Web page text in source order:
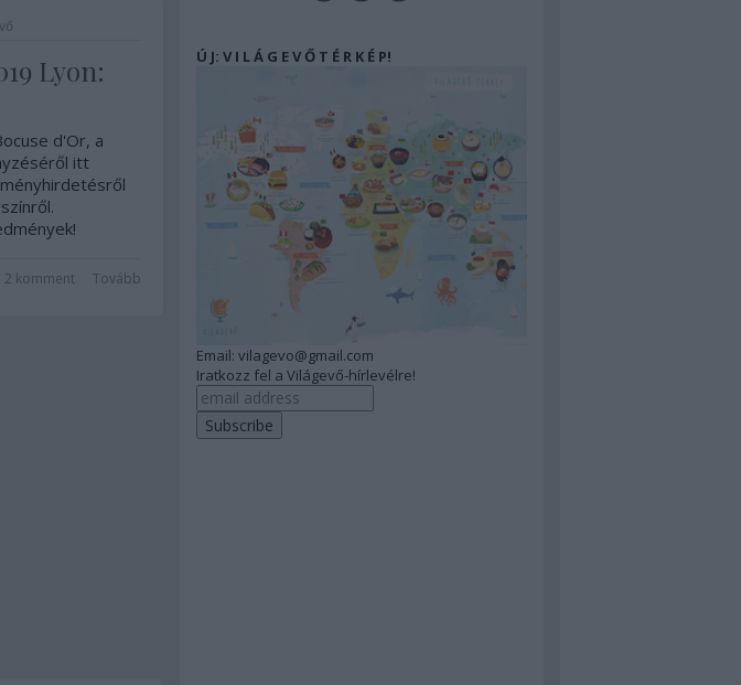
Lyon:
d'Or, a
itt
Tovább
2 komment
Ú J: V I L Á G E V Ő T É R K É P!
Email: vilagevo@gmail.com
Iratkozz fel a Világevő-hírlevélre!